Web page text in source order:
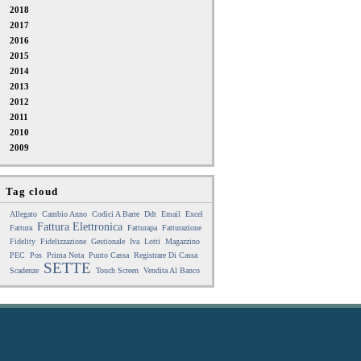
2018
2017
2016
2015
2014
2013
2012
2011
2010
2009
Tag cloud
Allegato Cambio Anno Codici A Barre Ddt Email
Excel
Fattura Fattura Elettronica Fatturapa Fatturazione
Fidelity Fidelizzazione Gestionale Iva Lotti
Magazzino
PEC
Pos Prima Nota Punto Cassa Registrare Di Cassa
Scadenze
SETTE Touch Screen Vendita Al Banco